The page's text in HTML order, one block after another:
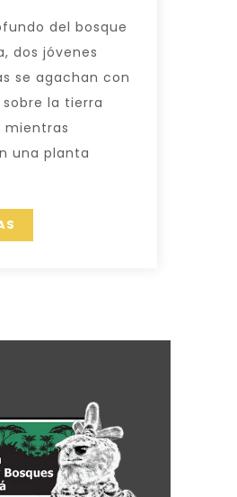
del bosque
dos jóvenes
se agachan con
la tierra
mientras
una planta